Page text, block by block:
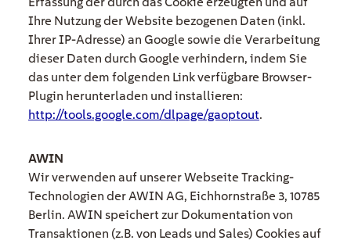
Ihre Nutzung der Website bezogenen Daten (inkl.
Ihrer IP-Adresse) an Google sowie die Verarbeitung
dieser Daten durch Google verhindern, indem Sie
das unter dem folgenden Link verfügbare Browser-
Plugin herunterladen und installieren:
http://tools.google.com/dlpage/gaoptout.
AWIN
Wir verwenden auf unserer Webseite Tracking-
Technologien der AWIN AG, Eichhornstraße 3, 10785
Berlin. AWIN speichert zur Dokumentation von
Transaktionen (z.B. von Leads und Sales) Cookies auf